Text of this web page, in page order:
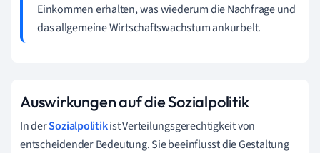
Einkommen erhalten, was wiederum die Nachfrage und
das allgemeine Wirtschaftswachstum ankurbelt.
Auswirkungen auf die Sozialpolitik
In derSozialpolitikist Verteilungsgerechtigkeit von
entscheidender Bedeutung. Sie beeinflusst die Gestaltung